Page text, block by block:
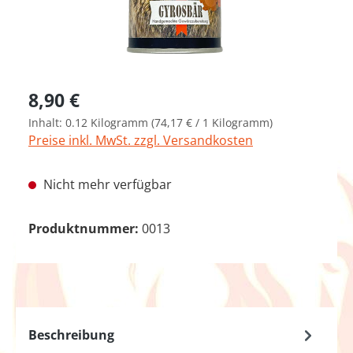
Regulärer Preis:
8,90 €
Inhalt: 0.12 Kilogramm (74,17 € / 1 Kilogramm)
Preise inkl. MwSt. zzgl. Versandkosten
Nicht mehr verfügbar
Produktnummer: 0013
Beschreibung